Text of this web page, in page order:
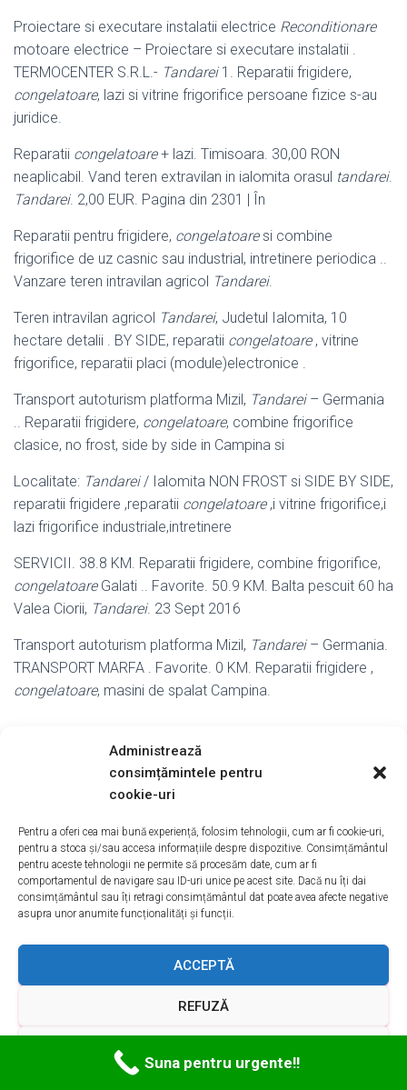
Administrează
consimțămintele pentru
cookie-uri
Pentru a oferi cea mai bună experiență, folosim tehnologii, cum ar fi cookie-uri,
pentru a stoca și/sau accesa informațiile despre dispozitive. Consimțământul
pentru aceste tehnologii ne permite să procesăm date, cum ar fi
comportamentul de navigare sau ID-uri unice pe acest site. Dacă nu îți dai
consimțământul sau îți retragi consimțământul dat poate avea afecte negative
asupra unor anumite funcționalități și funcții.
ACCEPTĂ
REFUZĂ
Proiectare si executare instalatii electrice Reconditionare
motoare electrice – Proiectare si executare instalatii .
TERMOCENTER S.R.L.- Tandarei1. Reparatii frigidere,
congelatoare, lazi si vitrine frigorifice persoane fizice s-au
juridice.
Reparatii congelatoare+ lazi. Timisoara. 30,00 RON
neaplicabil. Vand teren extravilan in ialomita orasul tandarei.
Tandarei. 2,00 EUR. Pagina din 2301 | În
Reparatii pentru frigidere, congelatoaresi combine
frigorifice de uz casnic sau industrial, intretinere periodica ..
Vanzare teren intravilan agricol Tandarei.
Teren intravilan agricol Tandarei, Judetul Ialomita, 10
hectare detalii . BY SIDE, reparatii congelatoare, vitrine
frigorifice, reparatii placi (module)electronice .
Transport autoturism platforma Mizil, Tandarei– Germania
.. Reparatii frigidere, congelatoare, combine frigorifice
clasice, no frost, side by side in Campina si
Localitate: Tandarei/ Ialomita NON FROST si SIDE BY SIDE,
reparatii frigidere ,reparatii congelatoare,i vitrine frigorifice,i
lazi frigorifice industriale,intretinere
SERVICII. 38.8 KM. Reparatii frigidere, combine frigorifice,
congelatoareGalati .. Favorite. 50.9 KM. Balta pescuit 60 ha
Valea Ciorii, Tandarei. 23 Sept 2016
Transport autoturism platforma Mizil, Tandarei– Germania.
TRANSPORT MARFA . Favorite. 0 KM. Reparatii frigidere ,
congelatoare, masini de spalat Campina.
Suna pentru urgente!!